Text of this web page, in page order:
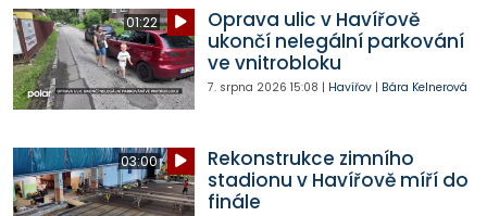
01:22
Oprava ulic v Havířově
ukončí nelegální parkování
ve vnitrobloku
7. srpna 2026 15:08 | Havířov| Bára Kelnerová
03:00
Rekonstrukce zimního
stadionu v Havířově míří do
finále